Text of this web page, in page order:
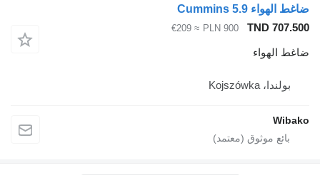
ضاغط الهواء Cummins 5.9
TND 707.500
PLN 900
≈ €209
ضاغط الهواء
بولندا، Kojszówka
Wibako